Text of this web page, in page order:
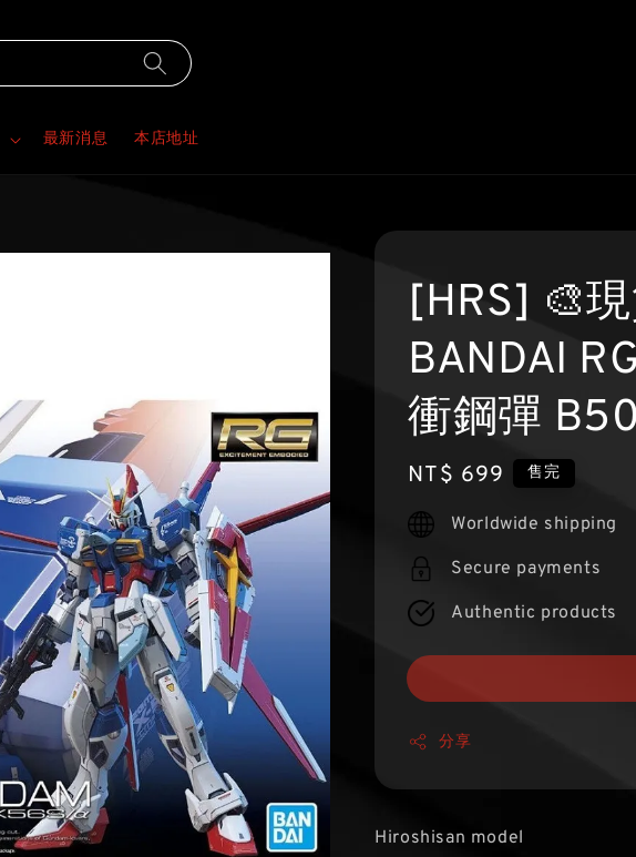
最新消息 本店地址
[HRS] 🎨
BANDAI
衝鋼彈
Regular
price
NT$ 699 售完
Worldwide shipping
Secure payments
Authentic products
分享
Hiroshisan model